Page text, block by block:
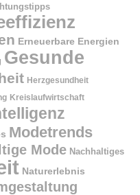
Erneuerbare Energien
Gesunde
Herzgesundheit
Kreislaufwirtschaft
Modetrends
Mode Nachhaltiges
Naturerlebnis